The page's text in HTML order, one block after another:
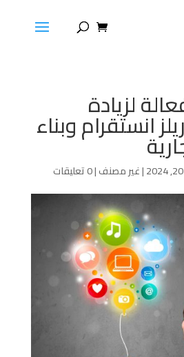
لزيادة
انستقرام وبناء
|غير مصنف|0 تعليقات